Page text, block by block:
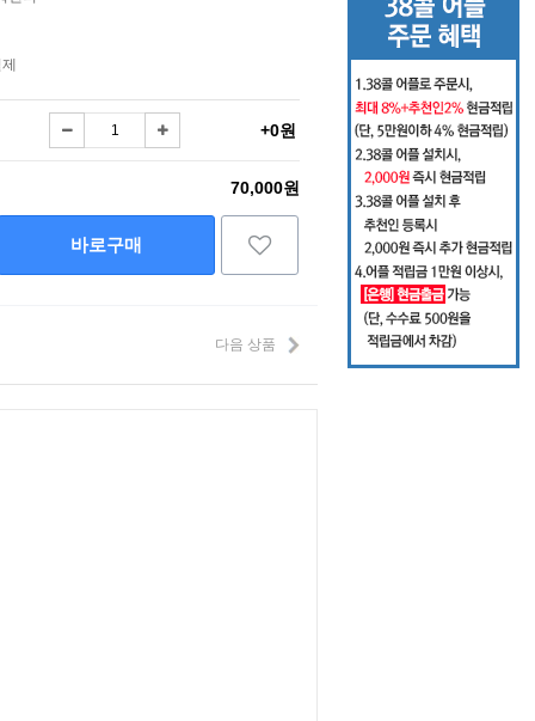
+0원
70,000원
바로구매
다음 상품